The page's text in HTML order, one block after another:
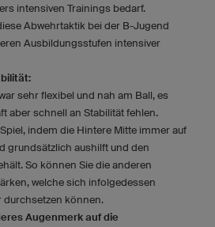
intensiven Trainings bedarf.
Abwehrtaktik bei der B-Jugend
Ausbildungsstufen intensiver
sehr flexibel und nah am Ball, es
aber schnell an Stabilität fehlen.
indem die Hintere Mitte immer auf
grundsätzlich aushilft und den
So können Sie die anderen
welche sich infolgedessen
durchsetzen können.
Augenmerk auf die